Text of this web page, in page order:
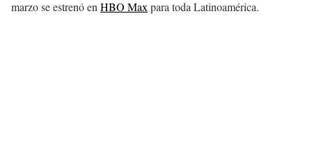
marzo se estrenó en HBO Max para toda Latinoamérica.